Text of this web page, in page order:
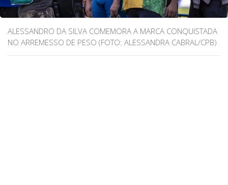
ALESSANDRO DA SILVA COMEMORA A MARCA CONQUISTADA
NO ARREMESSO DE PESO (FOTO: ALESSANDRA CABRAL/CPB)